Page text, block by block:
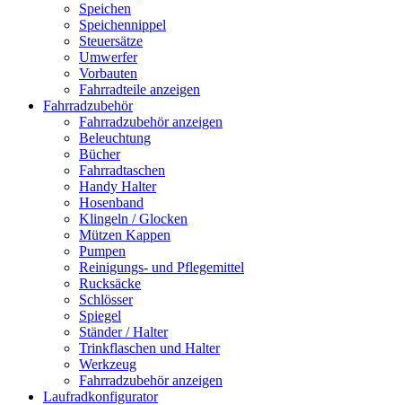
Speichen
Speichennippel
Steuersätze
Umwerfer
Vorbauten
Fahrradteile anzeigen
Fahrradzubehör
Fahrradzubehör anzeigen
Beleuchtung
Bücher
Fahrradtaschen
Handy Halter
Hosenband
Klingeln / Glocken
Mützen Kappen
Pumpen
Reinigungs- und Pflegemittel
Rucksäcke
Schlösser
Spiegel
Ständer / Halter
Trinkflaschen und Halter
Werkzeug
Fahrradzubehör anzeigen
Laufradkonfigurator